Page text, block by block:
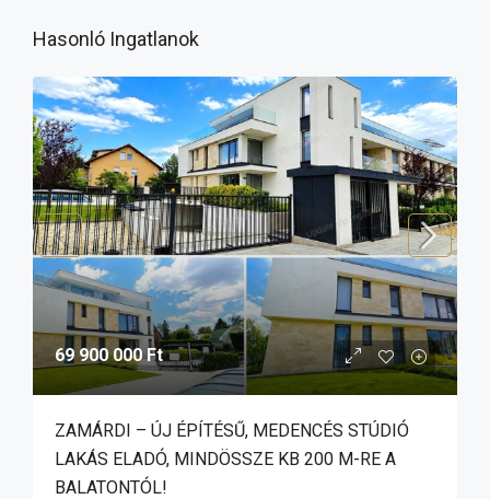
Hasonló Ingatlanok
69 900 000 Ft
ZAMÁRDI – ÚJ ÉPÍTÉSŰ, MEDENCÉS STÚDIÓ
LAKÁS ELADÓ, MINDÖSSZE KB 200 M-RE A
BALATONTÓL!